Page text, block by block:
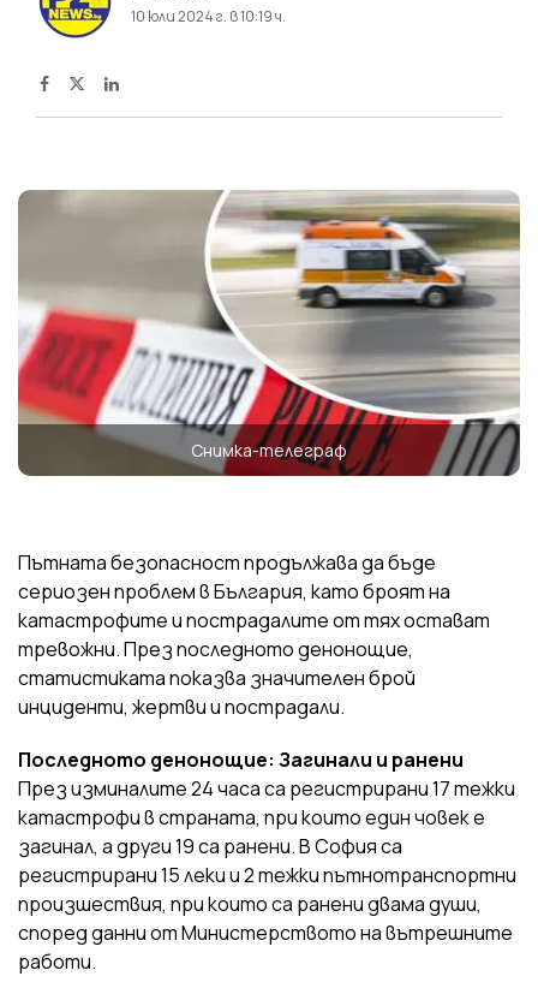
10 юли 2024 г. в 10:19 ч.
Снимка-телеграф
Пътната безопасност продължава да бъде
сериозен проблем в България, като броят на
катастрофите и пострадалите от тях остават
тревожни. През последното денонощие,
статистиката показва значителен брой
инциденти, жертви и пострадали.
Последното денонощие: Загинали и ранени
През изминалите 24 часа са регистрирани 17 тежки
катастрофи в страната, при които един човек е
загинал, а други 19 са ранени. В София са
регистрирани 15 леки и 2 тежки пътнотранспортни
произшествия, при които са ранени двама души,
според данни от Министерството на вътрешните
работи.